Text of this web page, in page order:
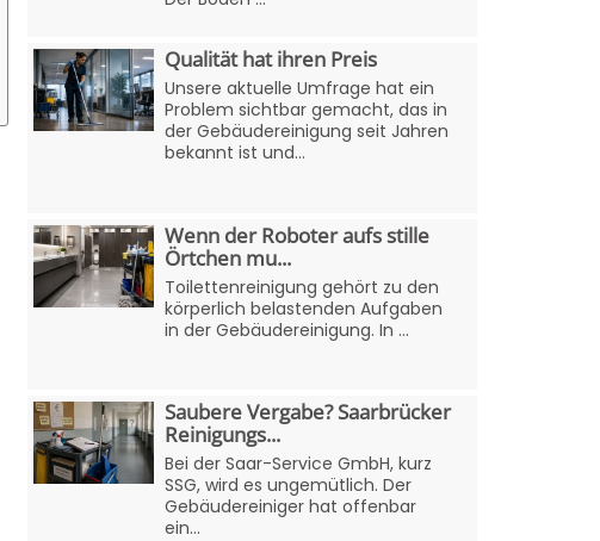
Qualität hat ihren Preis
Unsere aktuelle Umfrage hat ein
Problem sichtbar gemacht, das in
der Gebäudereinigung seit Jahren
bekannt ist und...
Wenn der Roboter aufs stille
Örtchen mu...
Toilettenreinigung gehört zu den
körperlich belastenden Aufgaben
in der Gebäudereinigung. In ...
Saubere Vergabe? Saarbrücker
Reinigungs...
Bei der Saar-Service GmbH, kurz
SSG, wird es ungemütlich. Der
Gebäudereiniger hat offenbar
ein...